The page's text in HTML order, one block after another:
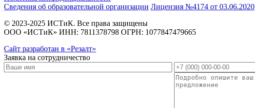
Сведения об образовательной организации Лицензия №4174 от 03.06.2020
© 2023-2025 ИСТиК. Все права защищены
ООО «ИСТиК» ИНН: 7811378798 ОГРН: 1077847479665
Сайт разработан в «Резалт»
Заявка на сотрудничество